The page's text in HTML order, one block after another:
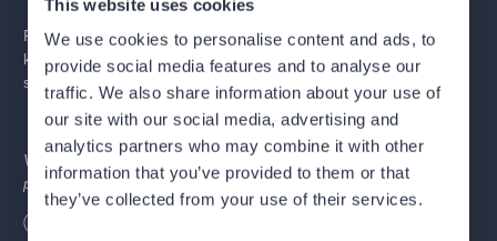
This website uses cookies
We use cookies to personalise content and ads, to
provide social media features and to analyse our
traffic. We also share information about your use of
our site with our social media, advertising and
analytics partners who may combine it with other
information that you’ve provided to them or that
they’ve collected from your use of their services.
Přijďte s Lucií oslavit její významné narozeniny na výjimečný
koncert plný dokonalého zpěvu, vynikající hudby, nádherných
světel a efektů spojených do jedné velkolepé show!
V případě zájmu o vstupenky pro vozíčkáře a doprovod, nás
prosím kontaktujte na e-mailuinfo@colosseumticket.cz